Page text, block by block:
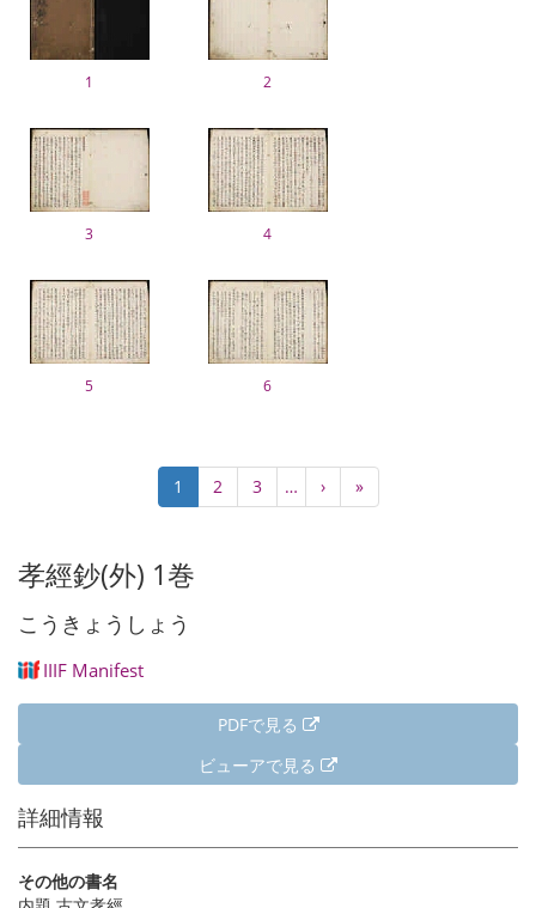
1 2
3 4
5 6
り
カ
レ
ト
ペ
ジ
1 Page
2 Page
3 …
次
ペ
›
最
終
»
孝經鈔(外) 1巻
こうきょうしょう
IIIF Manifest
PDFで見る
ビューアで見る
詳細情報
その他の書名